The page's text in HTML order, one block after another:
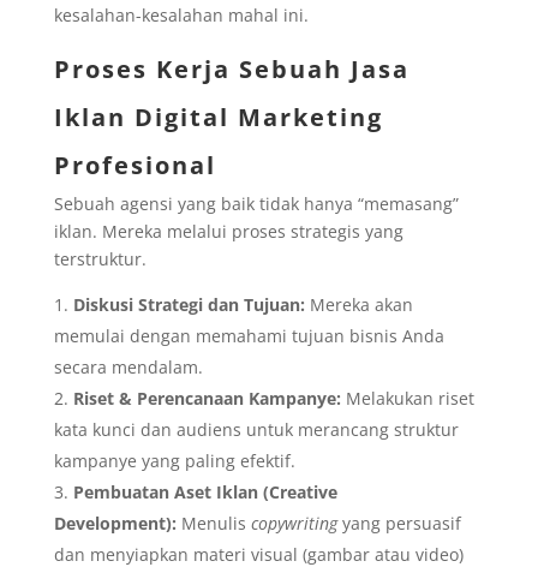
kesalahan-kesalahan mahal ini.
Proses Kerja Sebuah Jasa
Iklan Digital Marketing
Profesional
Sebuah agensi yang baik tidak hanya “memasang”
iklan. Mereka melalui proses strategis yang
terstruktur.
Diskusi Strategi dan Tujuan: Mereka akan
memulai dengan memahami tujuan bisnis Anda
secara mendalam.
Riset & Perencanaan Kampanye: Melakukan riset
kata kunci dan audiens untuk merancang struktur
kampanye yang paling efektif.
Pembuatan Aset Iklan (Creative
Development): Menulis copywritingyang persuasif
dan menyiapkan materi visual (gambar atau video)